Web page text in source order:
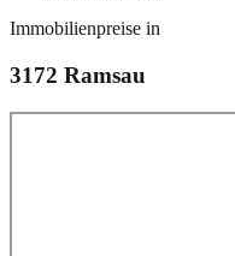
Immobilienpreise in
3172 Ramsau